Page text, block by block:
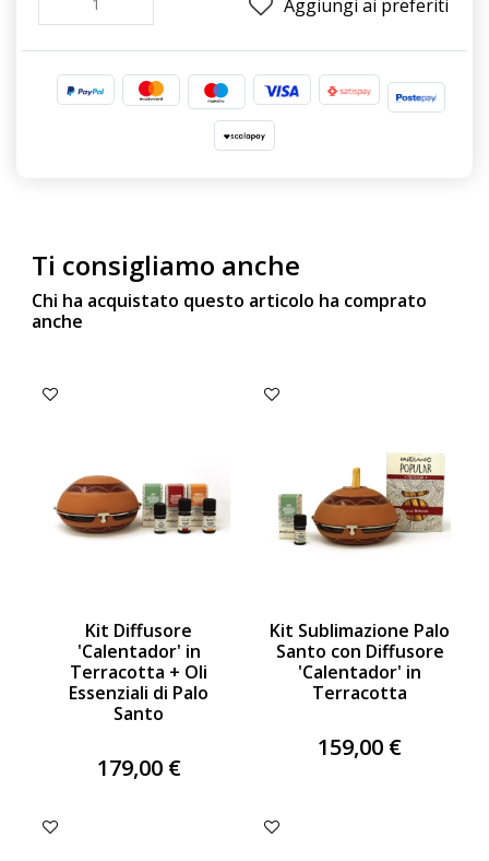
Aggiungi ai preferiti
Ti consigliamo anche
Chi ha acquistato questo articolo ha comprato
anche
Kit Diffusore
'Calentador' in
Terracotta + Oli
Essenziali di Palo
Santo
179,00 €
Kit Sublimazione Palo
Santo con Diffusore
'Calentador' in
Terracotta
159,00 €